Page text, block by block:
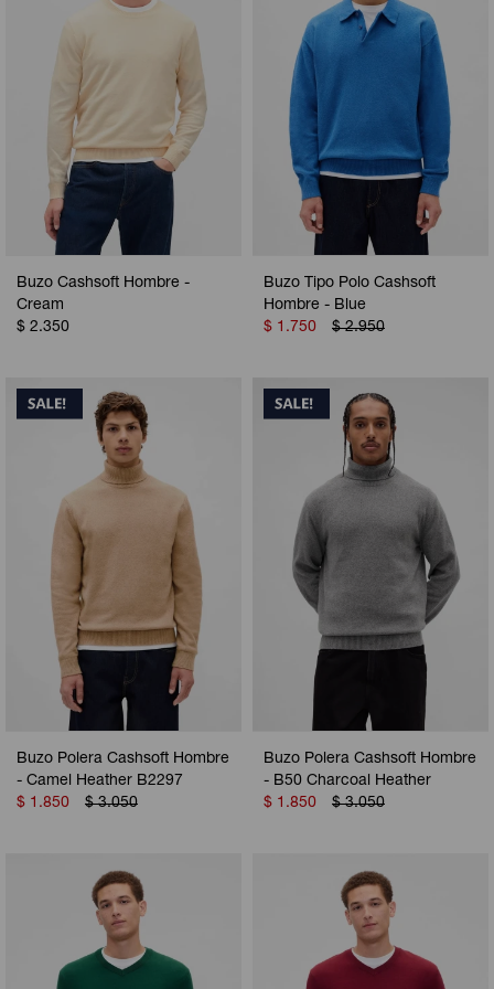
Buzo Cashsoft Hombre -
Cream
$ 2.350
Buzo Tipo Polo Cashsoft
Hombre - Blue
$ 1.750 $ 2.950
Buzo Polera Cashsoft Hombre
- Camel Heather B2297
$ 1.850 $ 3.050
Buzo Polera Cashsoft Hombre
- B50 Charcoal Heather
$ 1.850 $ 3.050